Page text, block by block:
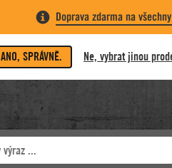
Doprava zdarma na
ANO, SPRÁVNĚ. Ne, vybrat jinou